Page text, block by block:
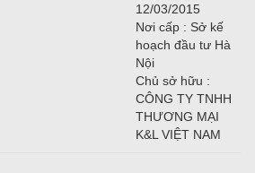
12/03/2015
Nơi cấp : Sở kế
hoạch đầu tư Hà
Nội
Chủ sở hữu :
CÔNG TY TNHH
THƯƠNG MẠI
K&L VIỆT NAM